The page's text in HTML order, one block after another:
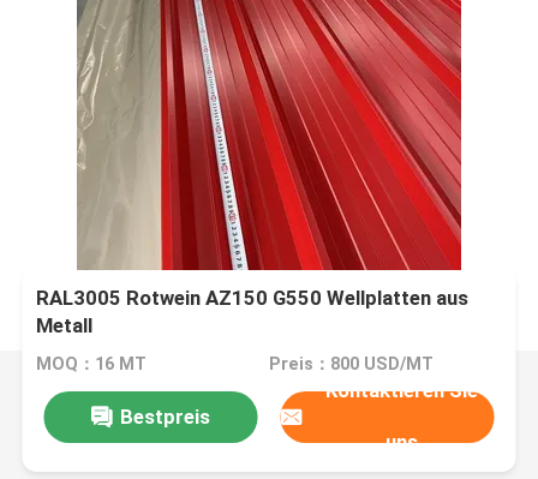
RAL3005 Rotwein AZ150 G550 Wellplatten aus
Metall
MOQ：16 MT Preis：800 USD/MT
Bestpreis
Kontaktieren Sie
uns